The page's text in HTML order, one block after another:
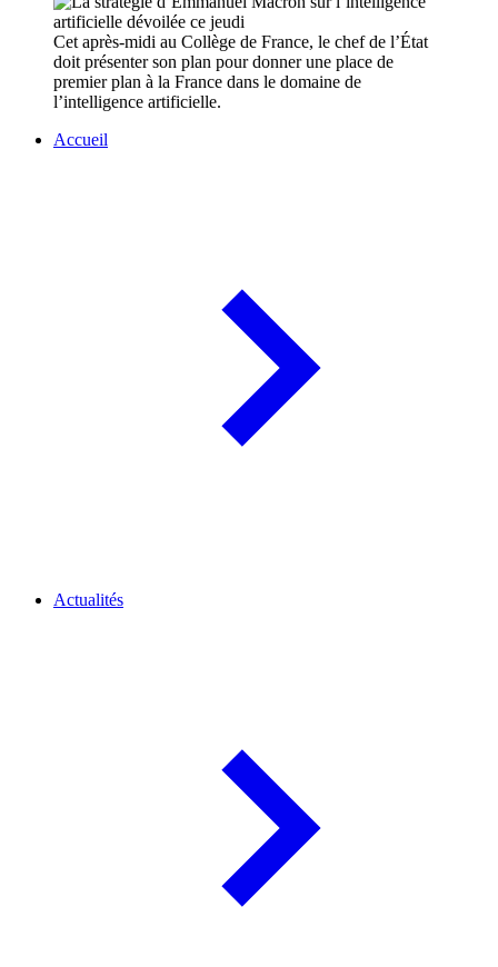
Cet après-midi au Collège de France, le chef de l’État
doit présenter son plan pour donner une place de
premier plan à la France dans le domaine de
l’intelligence artificielle.
Accueil
Actualités